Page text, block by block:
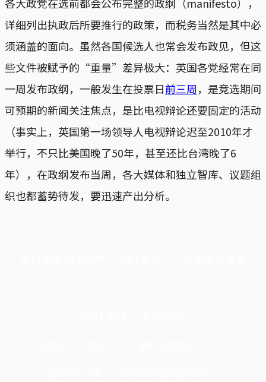
详细列出执政后所要推行的政策，而税务当然是其中必
须涵盖的面向。虽然各国候选人也常会发布政见，但这
些文件被赋予的“重量”差异极大：英国各党经常在同
一周发布政纲，一般发生在投票日前三周，是竞选期间
可预期的新闻关注焦点，是比电视辩论还要固定的活动
（事实上，英国第一场领导人电视辩论迟至2010年才
举行，不只比美国晚了50年，甚至还比台湾晚了6
年），在政纲发布当周，各大媒体和独立智库、议题组
织也都蓄势待发，要迅速产出分析。